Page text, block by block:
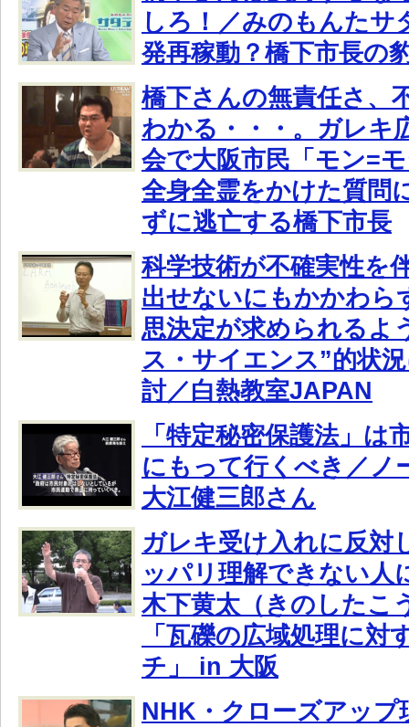
しろ！／みのもんたサ
発再稼動？橋下市長の
橋下さんの無責任さ、
わかる・・・。ガレキ
会で大阪市民「モン=
全身全霊をかけた質問
ずに逃亡する橋下市長
科学技術が不確実性を
出せないにもかかわら
思決定が求められるよ
ス・サイエンス”的状
討／白熱教室JAPAN
「特定秘密保護法」は
にもって行くべき／ノ
大江健三郎さん
ガレキ受け入れに反対
ッパリ理解できない人
木下黄太（きのしたこ
「瓦礫の広域処理に対
チ」 in 大阪
NHK・クローズアップ